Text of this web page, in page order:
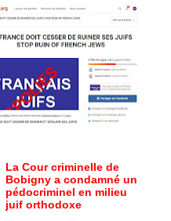
La Cour criminelle de
Bobigny a condamné un
pédocriminel en milieu
juif orthodoxe